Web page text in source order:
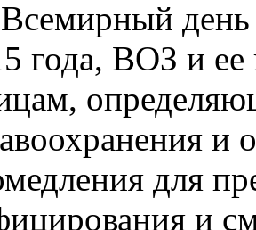
день
года, ВОЗ и ее
и
для
и